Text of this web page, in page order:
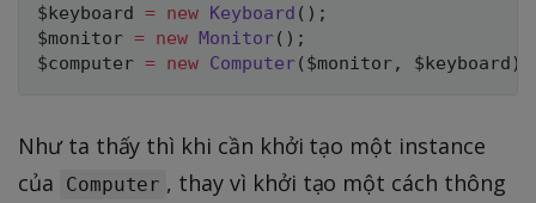
$keyboard = new Keyboard ( ) ;
$monitor = new Monitor( ) ;
$computer = new Computer( $monitor, $keyboard )
Như ta thấy thì khi cần khởi tạo một instance
của
Computer , thay vì khởi tạo một cách thông